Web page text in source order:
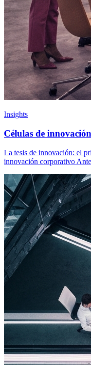
Insights
Células de innovación
La tesis de innovación: el
innovación corporativo